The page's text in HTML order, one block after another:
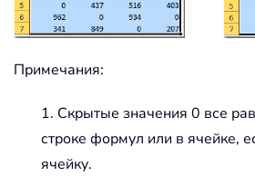
Примечания:
1. Скрытые значения 0 все
строке формул или в ячейке,
ячейку.